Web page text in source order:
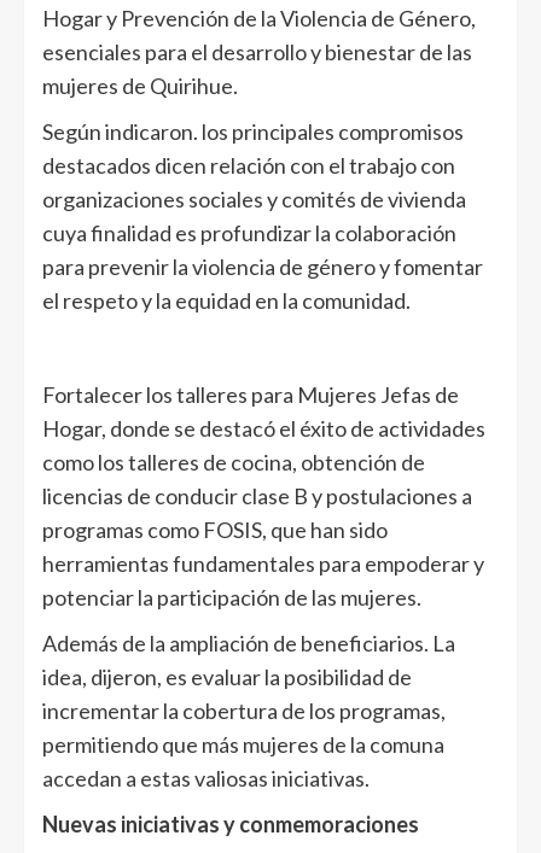
Hogar y Prevención de la Violencia de Género,
esenciales para el desarrollo y bienestar de las
mujeres de Quirihue.
Según indicaron. los principales compromisos
destacados dicen relación con el trabajo con
organizaciones sociales y comités de vivienda
cuya finalidad es profundizar la colaboración
para prevenir la violencia de género y fomentar
el respeto y la equidad en la comunidad.
Fortalecer los talleres para Mujeres Jefas de
Hogar, donde se destacó el éxito de actividades
como los talleres de cocina, obtención de
licencias de conducir clase B y postulaciones a
programas como FOSIS, que han sido
herramientas fundamentales para empoderar y
potenciar la participación de las mujeres.
Además de la ampliación de beneficiarios. La
idea, dijeron, es evaluar la posibilidad de
incrementar la cobertura de los programas,
permitiendo que más mujeres de la comuna
accedan a estas valiosas iniciativas.
Nuevas iniciativas y conmemoraciones